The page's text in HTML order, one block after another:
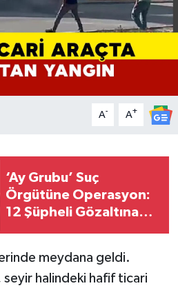
A- A+
‘Ay Grubu’ Suç
Örgütüne Operasyon:
12 Şüpheli Gözaltına
meydana geldi.
halindeki hafif ticari